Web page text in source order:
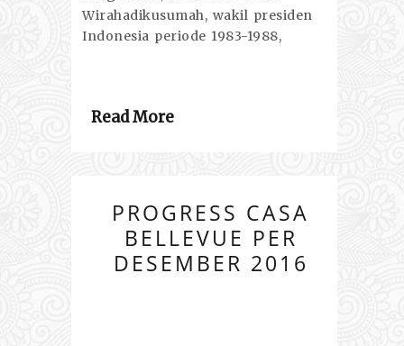
Wirahadikusumah, wakil presiden
Indonesia periode 1983-1988,
Read More
PROGRESS CASA
BELLEVUE PER
DESEMBER 2016